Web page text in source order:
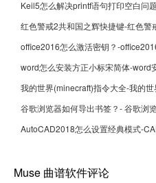
红色警戒2共和国之辉快捷键-红色警
office2016怎么激活密钥？-
word怎么安装方正小标宋简体-word
我的世界(minecraft)指令大全-我的
谷歌浏览器如何导出书签？- 谷歌浏
AutoCAD2018怎么设置经典模式-
Muse 曲谱软件评论